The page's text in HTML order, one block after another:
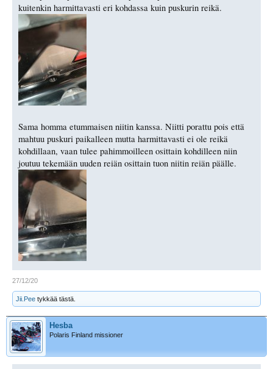
kuitenkin harmittavasti eri kohdassa kuin puskurin reikä.
Sama homma etummaisen niitin kanssa. Niitti porattu pois että
mahtuu puskuri paikalleen mutta harmittavasti ei ole reikä
kohdillaan, vaan tulee pahimmoilleen osittain kohdilleen niin
joutuu tekemään uuden reiän osittain tuon niitin reiän päälle.
27/12/20
Jii.Pee tykkää tästä.
Hesba
Polaris Finland missioner